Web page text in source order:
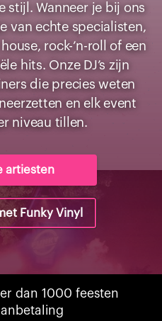
stijl. Wanneer je bij ons
van echte specialisten,
rock-’n-roll of een
hits. Onze DJ’s zijn
die precies weten
en elk event
niveau tillen.
artiesten
Funky Vinyl
dan 1000 feesten